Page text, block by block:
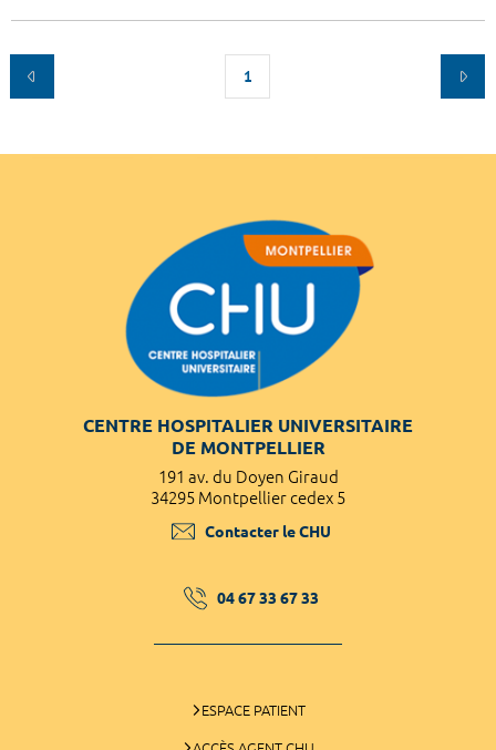
1
CENTRE HOSPITALIER UNIVERSITAIRE
DE MONTPELLIER
191 av. du Doyen Giraud
34295 Montpellier cedex 5
Contacter le CHU
04 67 33 67 33
ESPACE PATIENT